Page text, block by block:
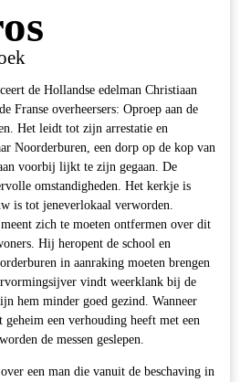
de Hollandse edelman Christiaan
Franse overheersers: Oproep aan de
Het leidt tot zijn arrestatie en
Noorderburen, een dorp op de kop van
voorbij lijkt te zijn gegaan. De
omstandigheden. Het kerkje is
is tot jeneverlokaal verworden.
zich te moeten ontfermen over dit
Hij heropent de school en
in aanraking moeten brengen
vindt weerklank bij de
hem minder goed gezind. Wanneer
een verhouding heeft met een
de messen geslepen.
een man die vanuit de beschaving in